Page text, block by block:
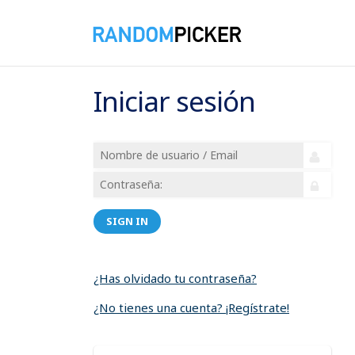
Iniciar sesión
SIGN IN
¿Has olvidado tu contraseña?
¿No tienes una cuenta? ¡Regístrate!